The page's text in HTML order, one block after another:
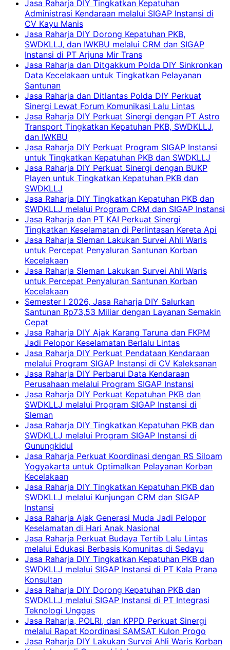
Jasa Raharja DIY Tingkatkan Kepatuhan
Administrasi Kendaraan melalui SIGAP Instansi di
CV Kayu Manis
Jasa Raharja DIY Dorong Kepatuhan PKB,
SWDKLLJ, dan IWKBU melalui CRM dan SIGAP
Instansi di PT Arjuna Mir Trans
Jasa Raharja dan Ditgakkum Polda DIY Sinkronkan
Data Kecelakaan untuk Tingkatkan Pelayanan
Santunan
Jasa Raharja dan Ditlantas Polda DIY Perkuat
Sinergi Lewat Forum Komunikasi Lalu Lintas
Jasa Raharja DIY Perkuat Sinergi dengan PT Astro
Transport Tingkatkan Kepatuhan PKB, SWDKLLJ,
dan IWKBU
Jasa Raharja DIY Perkuat Program SIGAP Instansi
untuk Tingkatkan Kepatuhan PKB dan SWDKLLJ
Jasa Raharja DIY Perkuat Sinergi dengan BUKP
Playen untuk Tingkatkan Kepatuhan PKB dan
SWDKLLJ
Jasa Raharja DIY Tingkatkan Kepatuhan PKB dan
SWDKLLJ melalui Program CRM dan SIGAP Instansi
Jasa Raharja dan PT KAI Perkuat Sinergi
Tingkatkan Keselamatan di Perlintasan Kereta Api
Jasa Raharja Sleman Lakukan Survei Ahli Waris
untuk Percepat Penyaluran Santunan Korban
Kecelakaan
Jasa Raharja Sleman Lakukan Survei Ahli Waris
untuk Percepat Penyaluran Santunan Korban
Kecelakaan
Semester I 2026, Jasa Raharja DIY Salurkan
Santunan Rp73,53 Miliar dengan Layanan Semakin
Cepat
Jasa Raharja DIY Ajak Karang Taruna dan FKPM
Jadi Pelopor Keselamatan Berlalu Lintas
Jasa Raharja DIY Perkuat Pendataan Kendaraan
melalui Program SIGAP Instansi di CV Kaleksanan
Jasa Raharja DIY Perbarui Data Kendaraan
Perusahaan melalui Program SIGAP Instansi
Jasa Raharja DIY Perkuat Kepatuhan PKB dan
SWDKLLJ melalui Program SIGAP Instansi di
Sleman
Jasa Raharja DIY Tingkatkan Kepatuhan PKB dan
SWDKLLJ melalui Program SIGAP Instansi di
Gunungkidul
Jasa Raharja Perkuat Koordinasi dengan RS Siloam
Yogyakarta untuk Optimalkan Pelayanan Korban
Kecelakaan
Jasa Raharja DIY Tingkatkan Kepatuhan PKB dan
SWDKLLJ melalui Kunjungan CRM dan SIGAP
Instansi
Jasa Raharja Ajak Generasi Muda Jadi Pelopor
Keselamatan di Hari Anak Nasional
Jasa Raharja Perkuat Budaya Tertib Lalu Lintas
melalui Edukasi Berbasis Komunitas di Sedayu
Jasa Raharja DIY Tingkatkan Kepatuhan PKB dan
SWDKLLJ melalui SIGAP Instansi di PT Kala Prana
Konsultan
Jasa Raharja DIY Dorong Kepatuhan PKB dan
SWDKLLJ melalui SIGAP Instansi di PT Integrasi
Teknologi Unggas
Jasa Raharja, POLRI, dan KPPD Perkuat Sinergi
melalui Rapat Koordinasi SAMSAT Kulon Progo
Jasa Raharja DIY Lakukan Survei Ahli Waris Korban